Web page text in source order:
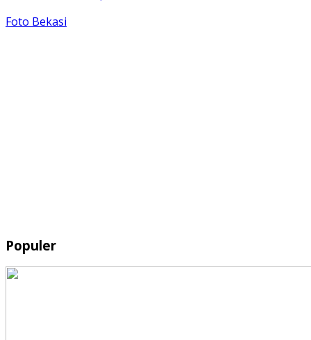
Foto Bekasi
Populer